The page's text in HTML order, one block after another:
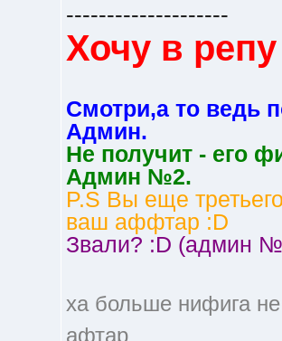
--------------------
Хочу в
Cмотри,а то ведь
Админ.
Не получит - его
Админ №2.
P.S Вы еще
ваш аффтар :D
Звали? :D (админ
ха больше нифига
афтар